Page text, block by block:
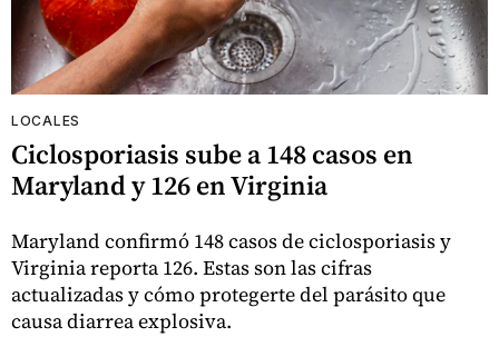
LOCALES
Ciclosporiasis sube a 148 casos en
Maryland y 126 en Virginia
Maryland confirmó 148 casos de ciclosporiasis y
Virginia reporta 126. Estas son las cifras
actualizadas y cómo protegerte del parásito que
causa diarrea explosiva.